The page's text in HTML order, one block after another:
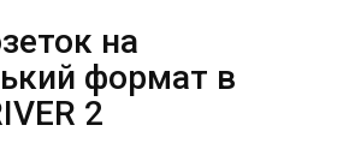
на
формат в
2